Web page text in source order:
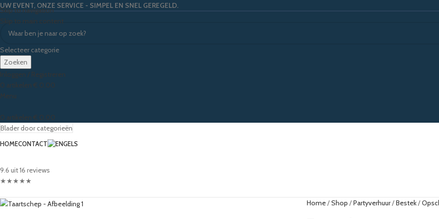
Skip to navigation
Skip to main content
UW EVENT, ONZE SERVICE - SIMPEL EN SNEL GEREGELD.
Selecteer categorie
Zoeken
Inloggen / Registreren
0 artikelen € 0,00
Menu
0 artikelen € 0,00
Blader door categorieën
HOMECONTACT
9.6 uit 16 reviews
★★★★★
Home Shop Partyverhuur Bestek